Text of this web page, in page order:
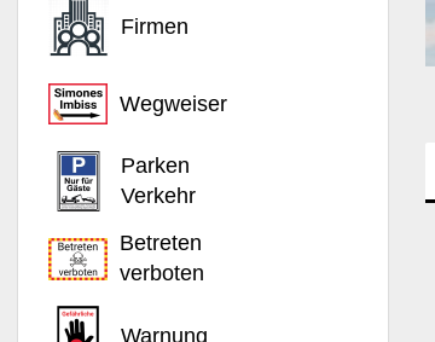
Firmen
Wegweiser
Parken
Verkehr
Betreten
verboten
Warnung